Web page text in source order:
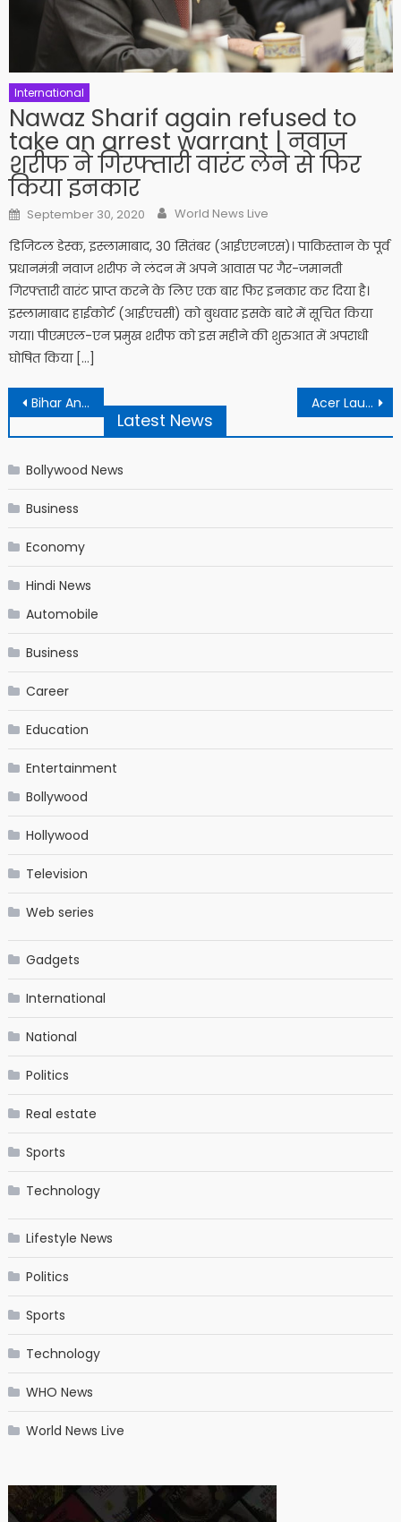
International
Nawaz Sharif again refused to
take an arrest warrant | नवाज
शरीफ ने गिरफ्तारी वारंट लेने से फिर
किया इनकार
Posted on
September 30, 2020 Author
World News Live
डिजिटल डेस्क, इस्लामाबाद, 30 सितंबर (आईएएनएस)। पाकिस्तान के पूर्व
प्रधानमंत्री नवाज शरीफ ने लंदन में अपने आवास पर गैर-जमानती
गिरफ्तारी वारंट प्राप्त करने के लिए एक बार फिर इनकार कर दिया है।
इस्लामाबाद हाईकोर्ट (आईएचसी) को बुधवार इसके बारे में सूचित किया
गया। पीएमएल-एन प्रमुख शरीफ को इस महीने की शुरुआत में अपराधी
घोषित किया […]
Post navigation
Bihar Angle, Nirmala raise questions on Congress silence in Punjab rape and murder case | पंजाब दुष्कर्म और हत्या मामले में बिहार एंगल, निर्मला ने कांग्रेस की चुप्पी पर उठाए सवाल Acer Launches its First Chromebook With the Qualcomm Snapdragon 7c Processor
Latest News
Bollywood News
Business
Economy
Hindi News
Automobile
Business
Career
Education
Entertainment
Bollywood
Hollywood
Television
Web series
Gadgets
International
National
Politics
Real estate
Sports
Technology
Lifestyle News
Politics
Sports
Technology
WHO News
World News Live